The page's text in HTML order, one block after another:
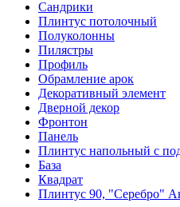
Сандрики
Плинтус потолочный
Полуколонны
Пилястры
Профиль
Обрамление арок
Декоративный элемент
Дверной декор
Фронтон
Панель
Плинтус напольный с
База
Квадрат
Плинтус 90, "Серебро"